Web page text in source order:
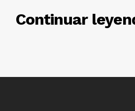
Continuar